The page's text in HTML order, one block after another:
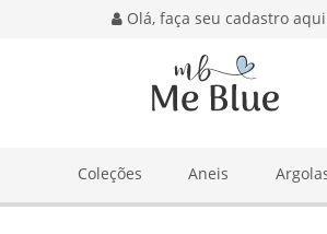
Olá, faça seu cadastro
Coleções Aneis